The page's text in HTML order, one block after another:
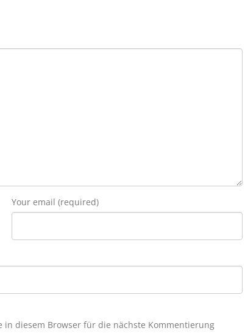
Your email (required)
diesem Browser für die nächste Kommentierung